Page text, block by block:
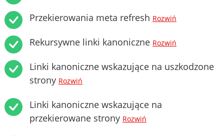
Przekierowania meta refresh Rozwiń
Rekursywne linki kanoniczne Rozwiń
Linki kanoniczne wskazujące na uszkodzone
strony Rozwiń
Linki kanoniczne wskazujące na
przekierowane strony Rozwiń